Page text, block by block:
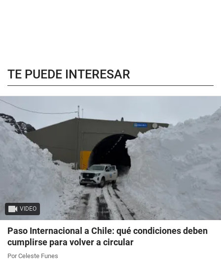
TE PUEDE INTERESAR
VIDEO
Paso Internacional a Chile: qué condiciones deben
cumplirse para volver a circular
Por Celeste Funes